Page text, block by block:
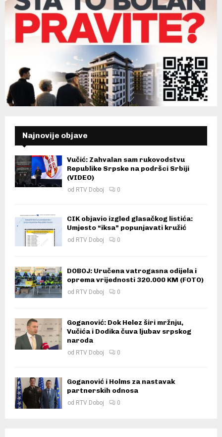
Najnovije objave
Vučić: Zahvalan sam rukovodstvu
Republike Srpske na podršci Srbiji
(VIDEO)
od RTV Doboj 0
CIK objavio izgled glasačkog listića:
Umjesto “iksa” popunjavati kružić
od RTV Doboj 0
DOBOJ: Uručena vatrogasna odijela i
oprema vrijednosti 320.000 KM (FOTO)
od RTV Doboj 0
Goganović: Dok Helez širi mržnju,
Vučića i Dodika čuva ljubav srpskog
naroda
od RTV Doboj 0
Goganović i Holms za nastavak
partnerskih odnosa
od RTV Doboj 0